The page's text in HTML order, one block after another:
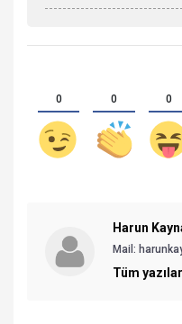
0 0 0
Harun
Mail:
Tüm